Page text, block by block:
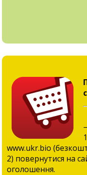
www.ukr.bio
2) повернутися на
оголошення.